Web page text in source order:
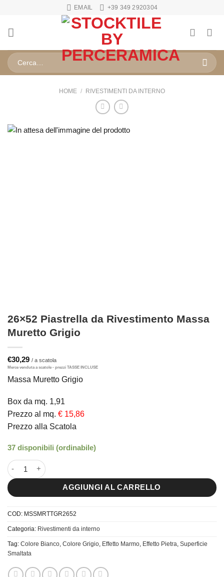
contenuti
EMAIL +39 349 2920304
Cerca:
HOME / RIVESTIMENTI DA INTERNO
26×52 Piastrella da Rivestimento Massa
Muretto Grigio
€30,29
Massa Muretto Grigio
Box da mq. 1,91
Prezzo al mq. € 15,86
Prezzo alla Scatola
37 disponibili (ordinabile)
26x52 Piastrella da Rivestimento Massa Muretto Grigio quantità
AGGIUNGI AL CARRELLO
COD: MSSMRTTGR2652
Categoria: Rivestimenti da interno
Tag: Colore Bianco, Colore Grigio, Effetto Marmo, Effetto Pietra, Superficie
Smaltata